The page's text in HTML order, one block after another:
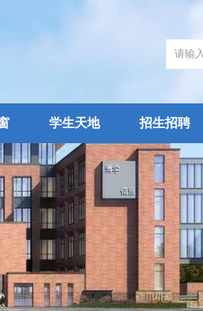
学生天地 招生招聘